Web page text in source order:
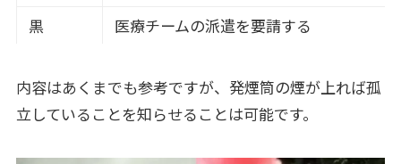
黒
医療チームの派遣を要請する
内容はあくまでも参考ですが、発煙筒の煙が上れば孤
立していることを知らせることは可能です。